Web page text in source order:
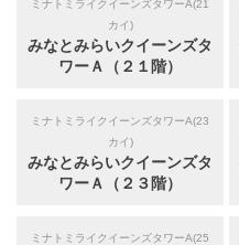
ミナトミライクイーンズタワーA(21
カイ)
みなとみらいクイーンズタ
ワーＡ（２１階）
ミナトミライクイーンズタワーA(23
カイ)
みなとみらいクイーンズタ
ワーＡ（２３階）
ミナトミライクイーンズタワーA(25